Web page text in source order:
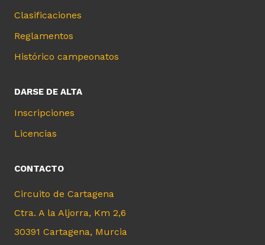
Clasificaciones
Reglamentos
Histórico campeonatos
DARSE DE ALTA
Inscripciones
Licencias
CONTACTO
Circuito de Cartagena
Ctra. A la Aljorra, Km 2,6
30391 Cartagena, Murcia